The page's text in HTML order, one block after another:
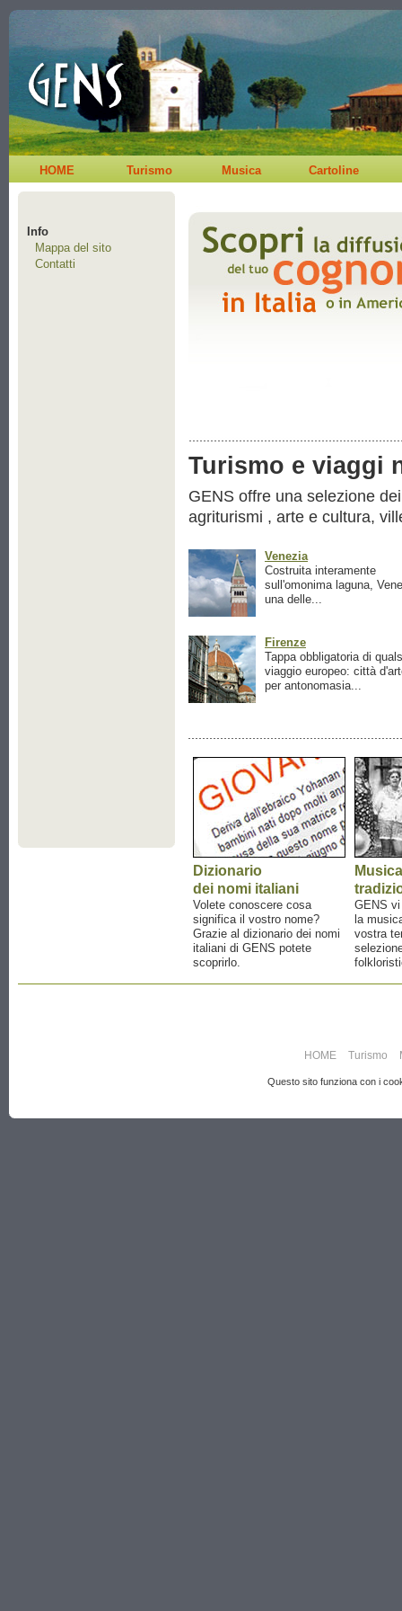
HOME Turismo Musica Cartoline
Info
Mappa del sito
Contatti
Turismo e viaggi
GENS offre una selezione
agriturismi , arte e cultura,
Venezia
Costruita interamente
sull'omonima laguna,
una delle...
Firenze
Tappa obbligatoria di
viaggio europeo: città
per antonomasia...
Dizionario
dei nomi italiani
Volete conoscere cosa
significa il vostro nome?
Grazie al dizionario dei nomi
italiani di GENS potete
scoprirlo.
Musica
GENS
la
vostra
HOME Turismo
Questo sito funziona con i